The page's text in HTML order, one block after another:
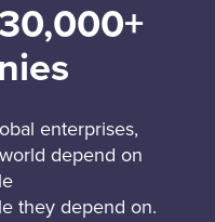
enterprises,
depend on
they depend on.